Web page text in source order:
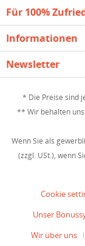
Für 100%
Informationen
Newsletter
* Die Preise sind
** Wir behalten
Wenn Sie als
(zzgl. USt.), wenn
Cookie
Unser
Wir über uns